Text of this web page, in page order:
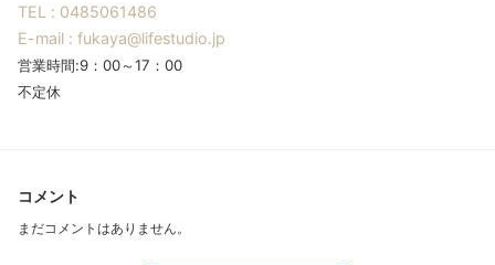
TEL : 0485061486
E-mail : fukaya@lifestudio.jp
営業時間:9：00～17：00
不定休
コメント
まだコメントはありません。